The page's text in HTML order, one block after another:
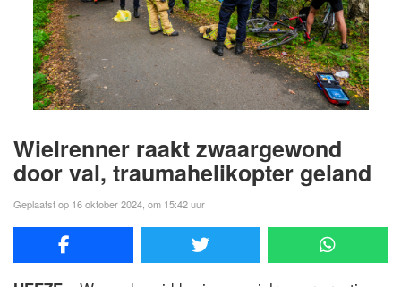
Wielrenner raakt zwaargewond
door val, traumahelikopter geland
Geplaatst op 16 oktober 2024, om 15:42 uur